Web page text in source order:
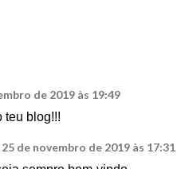
de 2019 às 19:49
teu blog!!!
25 de novembro de 2019 às 17:31